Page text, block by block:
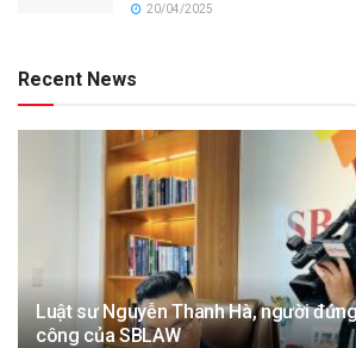
20/04/2025
Recent News
Luật sư Nguyễn Thanh Hà, người
công của SBLAW